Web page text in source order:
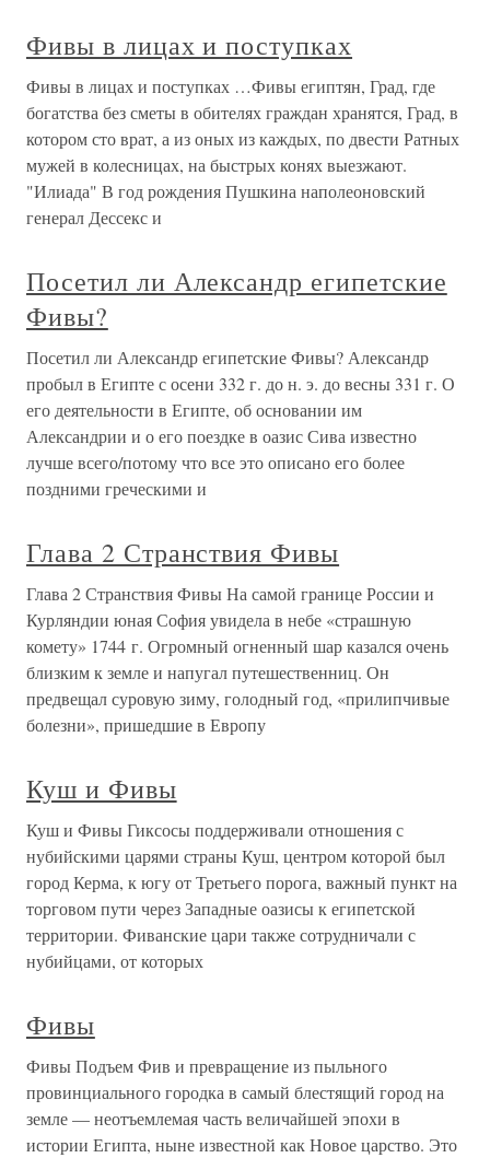
Фивы в лицах и поступках
Фивы в лицах и поступках …Фивы египтян, Град, где
богатства без сметы в обителях граждан хранятся, Град, в
котором сто врат, а из оных из каждых, по двести Ратных
мужей в колесницах, на быстрых конях выезжают.
"Илиада" В год рождения Пушкина наполеоновский
генерал Дессекс и
Посетил ли Александр египетские
Фивы?
Посетил ли Александр египетские Фивы? Александр
пробыл в Египте с осени 332 г. до н. э. до весны 331 г. О
его деятельности в Египте, об основании им
Александрии и о его поездке в оазис Сива известно
лучше всего/потому что все это описано его более
поздними греческими и
Глава 2 Странствия Фивы
Глава 2 Странствия Фивы На самой границе России и
Курляндии юная София увидела в небе «страшную
комету» 1744 г. Огромный огненный шар казался очень
близким к земле и напугал путешественниц. Он
предвещал суровую зиму, голодный год, «прилипчивые
болезни», пришедшие в Европу
Куш и Фивы
Куш и Фивы Гиксосы поддерживали отношения с
нубийскими царями страны Куш, центром которой был
город Керма, к югу от Третьего порога, важный пункт на
торговом пути через Западные оазисы к египетской
территории. Фиванские цари также сотрудничали с
нубийцами, от которых
Фивы
Фивы Подъем Фив и превращение из пыльного
провинциального городка в самый блестящий город на
земле — неотъемлемая часть величайшей эпохи в
истории Египта, ныне известной как Новое царство. Это